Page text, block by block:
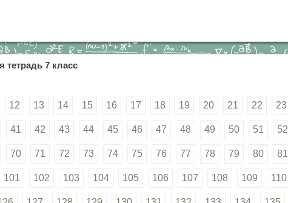
тетрадь 7 класс
12 13 14 15 16 17 18 19 20 21 22 23
41 42 43 44 45 46 47 48 49 50 51 52
70 71 72 73 74 75 76 77 78 79 80 81
101 102 103 104 105 106 107 108 109 110